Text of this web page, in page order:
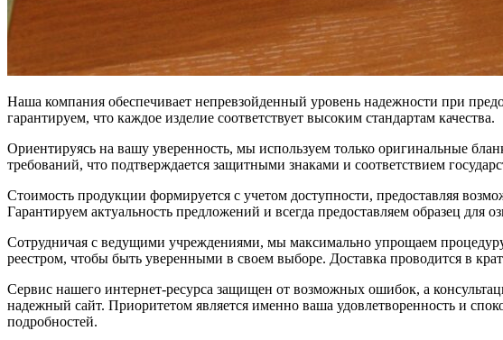
Наша компания обеспечивает непревзойденный уровень надежности при
гарантируем, что каждое изделие соответствует высоким стандартам качества.
Ориентируясь на вашу уверенность, мы используем только оригинальные
требований, что подтверждается защитными знаками и соответствием
Стоимость продукции формируется с учетом доступности, предоставляя
Гарантируем актуальность предложений и всегда предоставляем образец для
Сотрудничая с ведущими учреждениями, мы максимально упрощаем
реестром, чтобы быть уверенными в своем выборе. Доставка проводится в
Сервис нашего интернет-ресурса защищен от возможных ошибок, а
надежный сайт. Приоритетом является именно ваша удовлетворенность и
подробностей.